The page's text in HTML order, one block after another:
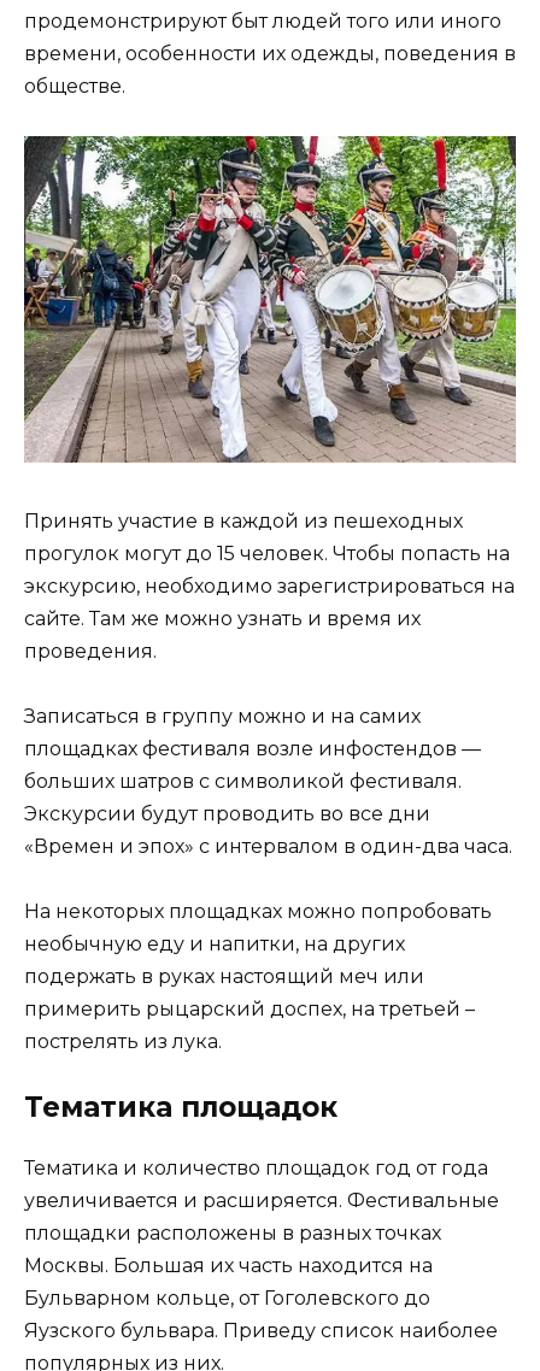
продемонстрируют быт людей того или иного
времени, особенности их одежды, поведения в
обществе.
Принять участие в каждой из пешеходных
прогулок могут до 15 человек. Чтобы попасть на
экскурсию, необходимо зарегистрироваться на
сайте. Там же можно узнать и время их
проведения.
Записаться в группу можно и на самих
площадках фестиваля возле инфостендов —
больших шатров с символикой фестиваля.
Экскурсии будут проводить во все дни
«Времен и эпох» с интервалом в один-два часа.
На некоторых площадках можно попробовать
необычную еду и напитки, на других
подержать в руках настоящий меч или
примерить рыцарский доспех, на третьей –
пострелять из лука.
Тематика площадок
Тематика и количество площадок год от года
увеличивается и расширяется. Фестивальные
площадки расположены в разных точках
Москвы. Большая их часть находится на
Бульварном кольце, от Гоголевского до
Яузского бульвара. Приведу список наиболее
популярных из них.